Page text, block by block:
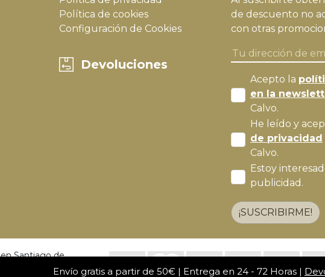
Política de cookies
Configuración de Cookies
Devoluciones
de descuento no
con otras
Acepto la
en la
Calvo.
He leído y
de privacidad
Calvo.
Estoy
publicidad.
¡SUSCRIBIRME!
Santiago de
Envío gratis a partir de 50€ | Entrega en 24 - 72 Horas |